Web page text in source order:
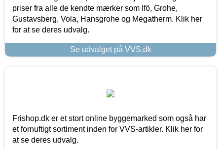
priser fra alle de kendte mærker som Ifö, Grohe,
Gustavsberg, Vola, Hansgrohe og Megatherm. Klik her
for at se deres udvalg.
Se udvalget på VVS.dk
Frishop.dk er et stort online byggemarked som også har
et fornuftigt sortiment inden for VVS-artikler. Klik her for
at se deres udvalg.